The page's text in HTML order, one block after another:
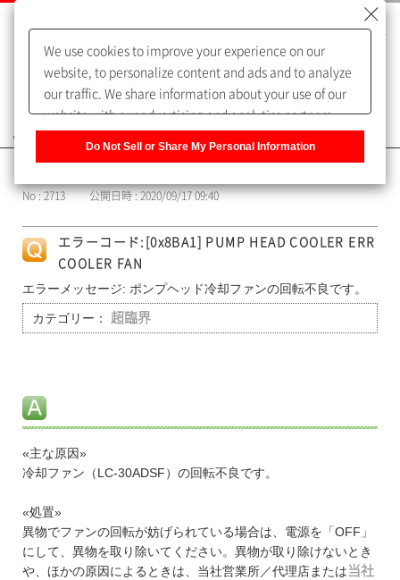
よくあるご質問（FAQ）
No : 2713 公開日時 : 2020/09/17 09:40
エラーコード:[0x8BA1] PUMP HEAD COOLER ERR
COOLER FAN
エラーメッセージ: ポンプヘッド冷却ファンの回転不良です。
カテゴリー： 超臨界
«主な原因»
冷却ファン（LC-30ADSF）の回転不良です。
«処置»
異物でファンの回転が妨げられている場合は、電源を「OFF」
にして、異物を取り除いてください。異物が取り除けないとき
や、ほかの原因によるときは、当社営業所／代理店または 当社
We use cookies to improve your experience on our
website, to personalize content and ads and to analyze
our traffic. We share information about your use of our
website with our advertising and analytics partners,
of our sharing information about you with our partners.
Information] to customize your cookie settings on our
website.Privacy Policy
Do Not Sell or Share My Personal Information